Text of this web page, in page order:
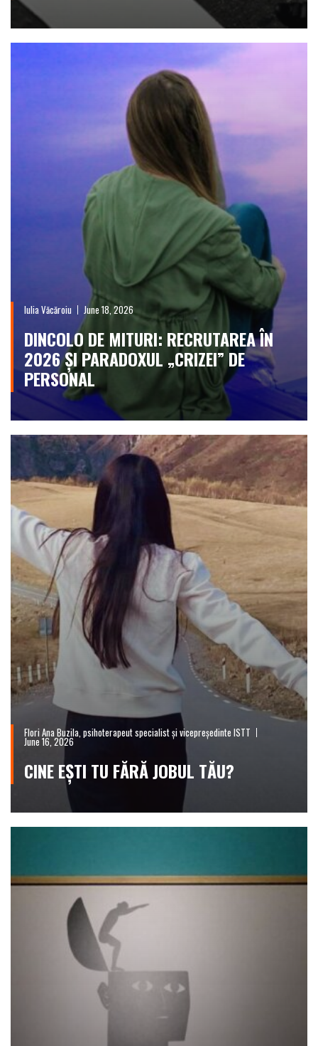
Iulia Văcăroiu June 18, 2026
DINCOLO DE MITURI: RECRUTAREA ÎN
2026 ȘI PARADOXUL „CRIZEI” DE
PERSONAL
Flori Ana Buzila, psihoterapeut specialist și vicepreședinte ISTT
June 16, 2026
CINE EȘTI TU FĂRĂ JOBUL TĂU?